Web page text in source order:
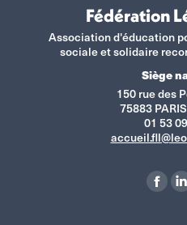
Fédération
Association d'éducation
sociale et solidaire
Siège
150 rue des
75883
01 53
La